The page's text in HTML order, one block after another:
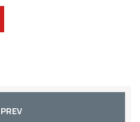
PREV